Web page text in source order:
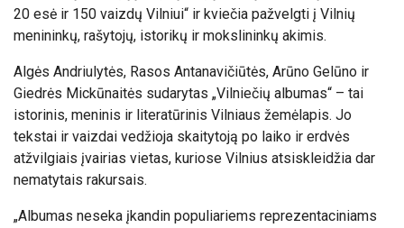
20 esė ir 150 vaizdų Vilniui“ ir kviečia pažvelgti į Vilnių
menininkų, rašytojų, istorikų ir mokslininkų akimis.
Algės Andriulytės, Rasos Antanavičiūtės, Arūno Gelūno ir
Giedrės Mickūnaitės sudarytas „Vilniečių albumas“ – tai
istorinis, meninis ir literatūrinis Vilniaus žemėlapis. Jo
tekstai ir vaizdai vedžioja skaitytoją po laiko ir erdvės
atžvilgiais įvairias vietas, kuriose Vilnius atsiskleidžia dar
nematytais rakursais.
„Albumas neseka įkandin populiariems reprezentaciniams